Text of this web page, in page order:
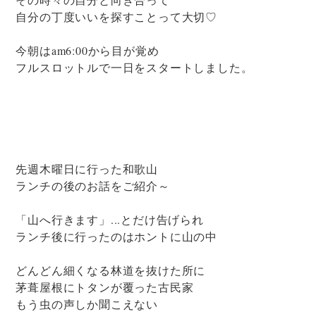
自分の丁度いいを探すことって大切♡
今朝はam6:00から目が覚め
フルスロットルで一日をスタートしました。
先週木曜日に行った和歌山
ランチの後のお話をご紹介～
「山へ行きます」...とだけ告げられ
ランチ後に行ったのはホントに山の中
どんどん細くなる林道を抜けた所に
茅葺屋根にトタンが覆った古民家
もう虫の声しか聞こえない